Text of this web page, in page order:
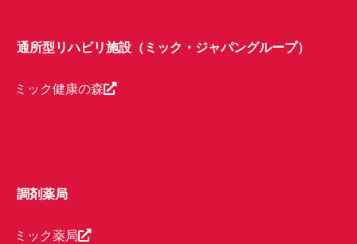
通所型リハビリ施設（ミック・ジャパングループ）
ミック健康の森
調剤薬局
ミック薬局